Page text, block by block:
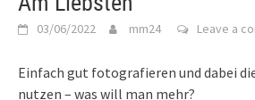
03/06/2022 mm24 Leave a
Einfach gut fotografieren und dabei
nutzen – was will man mehr?